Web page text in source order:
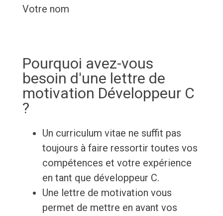
Votre nom
Pourquoi avez-vous
besoin d'une lettre de
motivation Développeur C
?
Un curriculum vitae ne suffit pas
toujours à faire ressortir toutes vos
compétences et votre expérience
en tant que développeur C.
Une lettre de motivation vous
permet de mettre en avant vos